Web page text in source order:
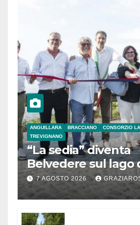
ANGUILLARA BRACCIANO
CONSORZIO
TREVIGNANO
“La sedia” diventa
Belvedere sul lago
Bracciano: ieri
l’inaugurazione
7 AGOSTO 2026